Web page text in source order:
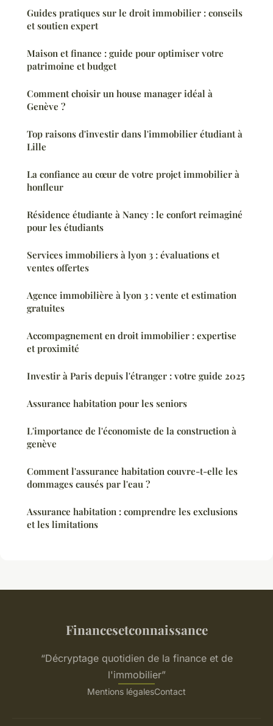
Guides pratiques sur le droit immobilier : conseils
et soutien expert
Maison et finance : guide pour optimiser votre
patrimoine et budget
Comment choisir un house manager idéal à
Genève ?
Top raisons d'investir dans l'immobilier étudiant à
Lille
La confiance au cœur de votre projet immobilier à
honfleur
Résidence étudiante à Nancy : le confort reimaginé
pour les étudiants
Services immobiliers à lyon 3 : évaluations et
ventes offertes
Agence immobilière à lyon 3 : vente et estimation
gratuites
Accompagnement en droit immobilier : expertise
et proximité
Investir à Paris depuis l'étranger : votre guide 2025
Assurance habitation pour les seniors
L'importance de l'économiste de la construction à
genève
Comment l'assurance habitation couvre-t-elle les
dommages causés par l'eau ?
Assurance habitation : comprendre les exclusions
et les limitations
Financesetconnaissance
“Décryptage quotidien de la finance et de
l'immobilier”
Mentions légalesContact